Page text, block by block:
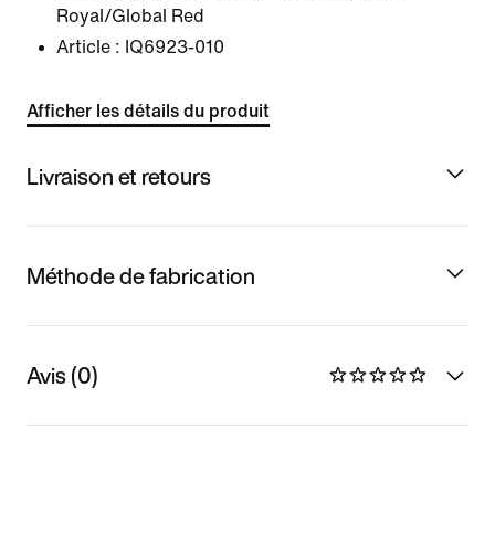
Royal/Global Red
Article : IQ6923-010
Afficher les détails du produit
Livraison et retours
Méthode de fabrication
Avis (0)